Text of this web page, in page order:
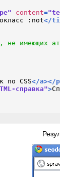
content=
:not</
не имеющих
по CSS</a></p
справка">